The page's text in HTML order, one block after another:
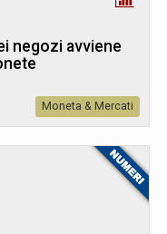
negozi avviene
Moneta & Mercati